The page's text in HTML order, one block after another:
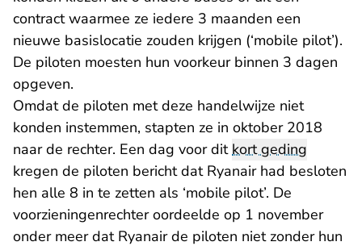
contract waarmee ze iedere 3 maanden een
nieuwe basislocatie zouden krijgen (‘mobile pilot’).
De piloten moesten hun voorkeur binnen 3 dagen
opgeven.
Omdat de piloten met deze handelwijze niet
konden instemmen, stapten ze in oktober 2018
naar de rechter. Een dag voor ditkort geding
kregen de piloten bericht dat Ryanair had besloten
hen alle 8 in te zetten als ‘mobile pilot’. De
voorzieningenrechter oordeelde op 1 november
onder meer dat Ryanair de piloten niet zonder hun